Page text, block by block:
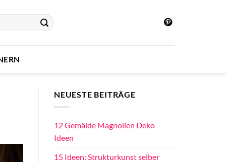
NEUESTE BEITRÄGE
12 Gemälde Magnolien Deko
Ideen
15 Ideen: Strukturkunst selber